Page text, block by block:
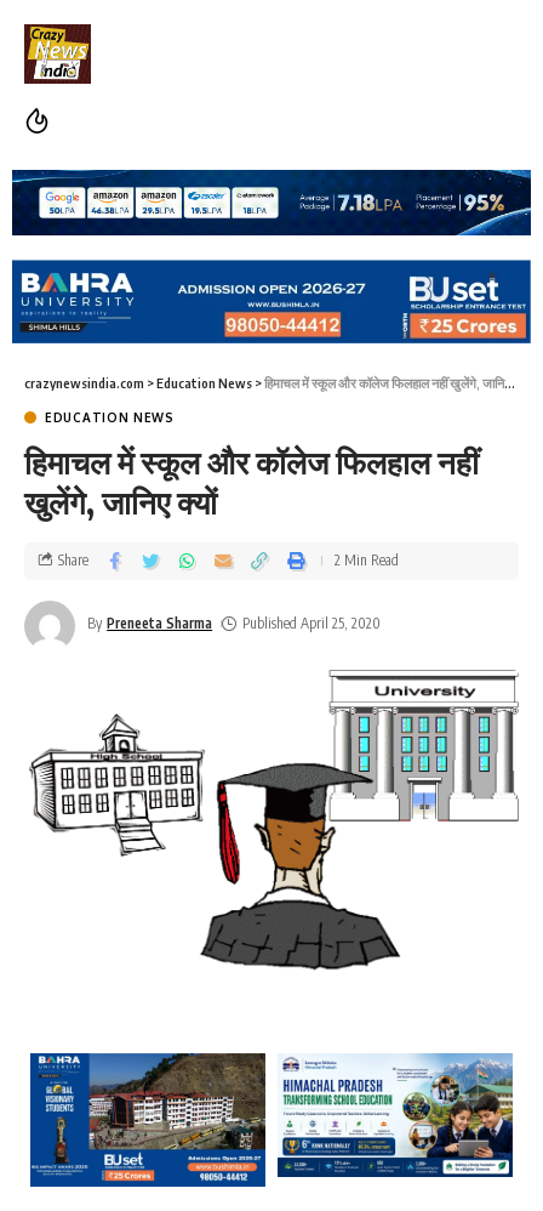
crazynewsindia.com >Education News >हिमाचल में स्कूल और कॉलेज फिलहाल नहीं खुलेंगे, जानिए क्यों
EDUCATION NEWS
हिमाचल में स्कूल और कॉलेज फिलहाल नहीं
खुलेंगे, जानिए क्यों
By Preneeta Sharma Published April 25, 2020
Share 2 Min Read